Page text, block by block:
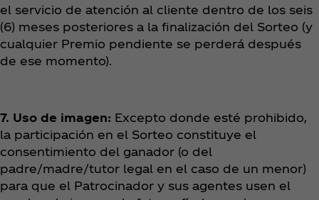
el servicio de atención al cliente dentro de los seis
(6) meses posteriores a la finalización del Sorteo (y
cualquier Premio pendiente se perderá después
de ese momento).
7. Uso de imagen: Excepto donde esté prohibido,
la participación en el Sorteo constituye el
consentimiento del ganador (o del
padre/madre/tutor legal en el caso de un menor)
para que el Patrocinador y sus agentes usen el